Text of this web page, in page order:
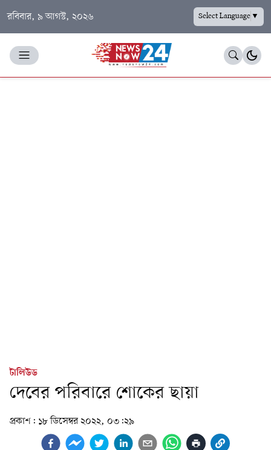
রবিবার, ৯ আগস্ট, ২০২৬ Select Language▼
টালিউড
দেবের পরিবারে শোকের ছায়া
প্রকাশ: ১৮ ডিসেম্বর ২০২২, ০৩:২৯